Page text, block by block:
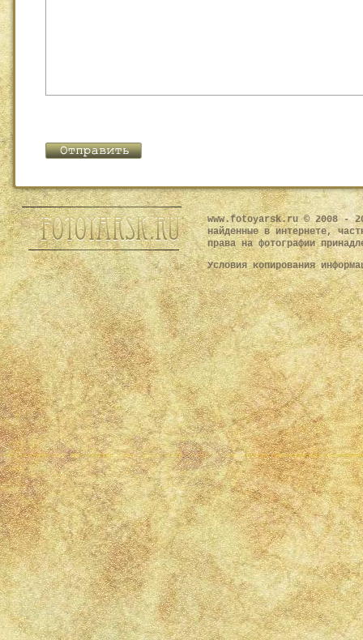
www.fotoyarsk.ru © 2008 -
найденные в интернете,
права на фотографии
Условия копирования